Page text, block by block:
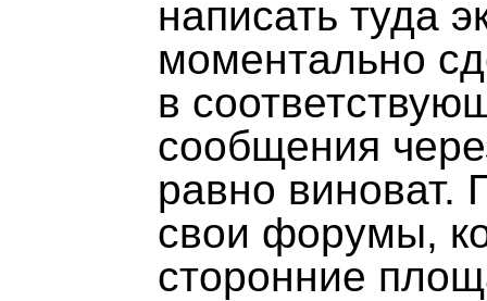
написать туда
моментально
в
сообщения
равно виноват.
свои форумы,
сторонние